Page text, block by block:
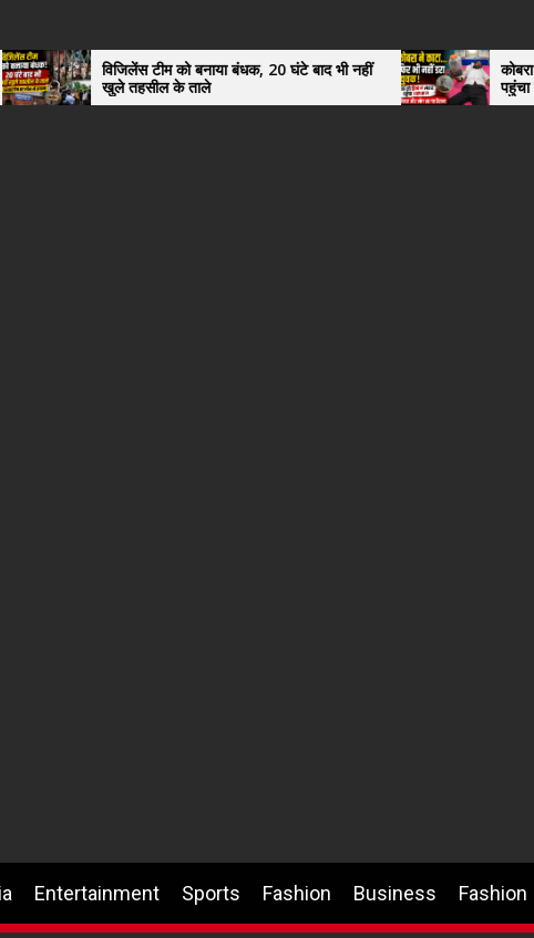
विजिलेंस टीम को बनाया बंधक, 20 घंटे बाद भी नहीं
खुले तहसील के ताले
कोबरा ने काटा तो उसी
पहुंचा युवक, अस्पताल में
हैरान
Entertainment Sports Fashion Business Fashion